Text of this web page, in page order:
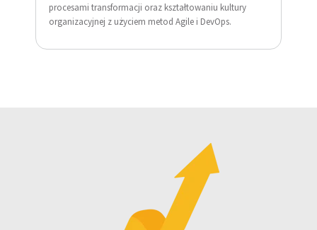
procesami transformacji oraz kształtowaniu kultury
organizacyjnej z użyciem metod Agile i DevOps.